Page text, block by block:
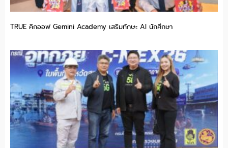
TRUE คิกออฟ Gemini Academy เสริมทักษะ AI นักศึกษา